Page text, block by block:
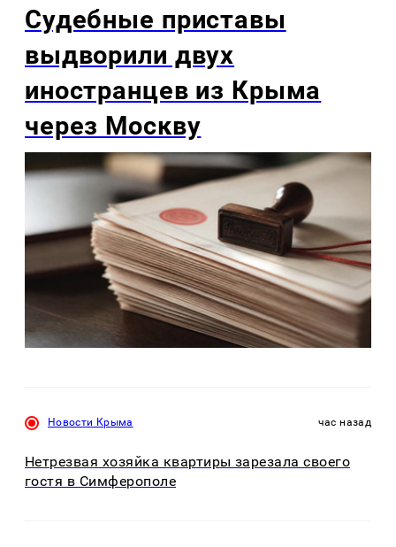
Судебные приставы
выдворили двух
иностранцев из Крыма
через Москву
Новости Крыма час назад
Нетрезвая хозяйка квартиры зарезала своего
гостя в Симферополе